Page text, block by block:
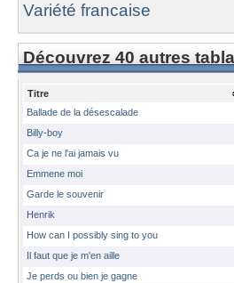
Variété francaise
Découvrez 40 autres
Titre
Ballade de la désescalade
Billy-boy
Ca je ne l'ai jamais vu
Emmene moi
Garde le souvenir
Henrik
How can I possibly sing to you
Il faut que je m'en aille
Je perds ou bien je gagne